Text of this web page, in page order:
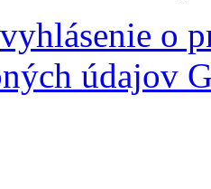
vyhlásenie o
údajov